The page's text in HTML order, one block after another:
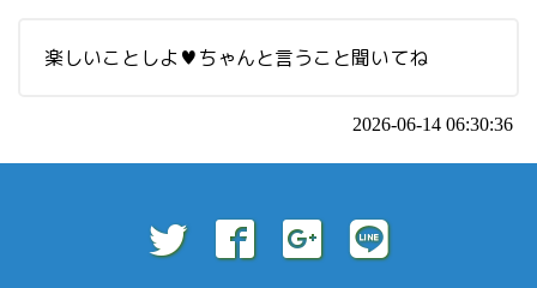
楽しいことしよ♥ちゃんと言うこと聞いてね
2026-06-14 06:30:36